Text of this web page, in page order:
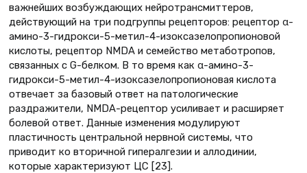
важнейших возбуждающих нейротрансмиттеров,
действующий на три подгруппы рецепторов: рецептор α-
амино-3-гидрокси-5-метил-4-изоксазелопропионовой
кислоты, рецептор NMDA и семейство метаботропов,
связанных с G-белком. В то время как α-амино-3-
гидрокси-5-метил-4-изоксазелопропионовая кислота
отвечает за базовый ответ на патологические
раздражители, NMDA-рецептор усиливает и расширяет
болевой ответ. Данные изменения модулируют
пластичность центральной нервной системы, что
приводит ко вторичной гипералгезии и аллодинии,
которые характеризуют ЦС [23].